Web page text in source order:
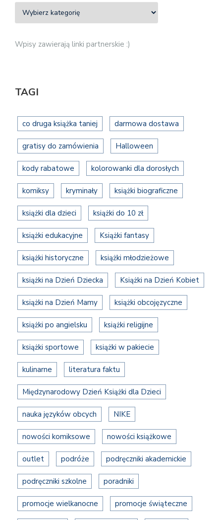
Wpisy zawierają linki partnerskie :)
TAGI
co druga książka taniej darmowa dostawa
gratisy do zamówienia Halloween
kody rabatowe kolorowanki dla dorosłych
komiksy kryminały książki biograficzne
książki dla dzieci książki do 10 zł
książki edukacyjne Książki fantasy
książki historyczne książki młodzieżowe
książki na Dzień Dziecka Książki na Dzień Kobiet
książki na Dzień Mamy książki obcojęzyczne
książki po angielsku książki religijne
książki sportowe książki w pakiecie
kulinarne literatura faktu
Międzynarodowy Dzień Książki dla Dzieci
nauka języków obcych NIKE
nowości komiksowe nowości książkowe
outlet podróże podręczniki akademickie
podręczniki szkolne poradniki
promocje wielkanocne promocje świąteczne